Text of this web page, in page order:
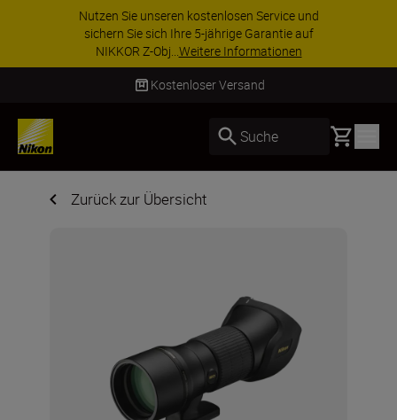
Nutzen Sie unseren kostenlosen Service und
sichern Sie sich Ihre 5-jährige Garantie auf
NIKKOR Z-Obj...Weitere Informationen
Kostenloser Versand
Suche Basket
Zurück zur Übersicht